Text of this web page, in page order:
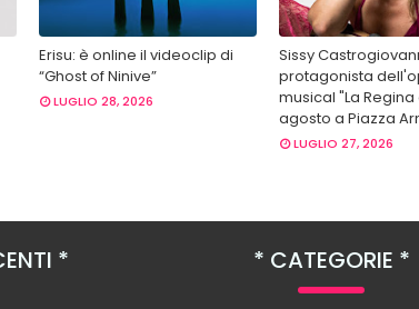
Erisu: è online il videoclip di
“Ghost of Ninive”
LUGLIO 28, 2026
Sissy
protagonista
musical "La Regina
agosto a Piazza
LUGLIO 27, 2026
CATEGORIE